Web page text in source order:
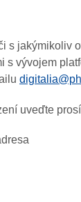
s jakýmikoliv
s vývojem
uveďte